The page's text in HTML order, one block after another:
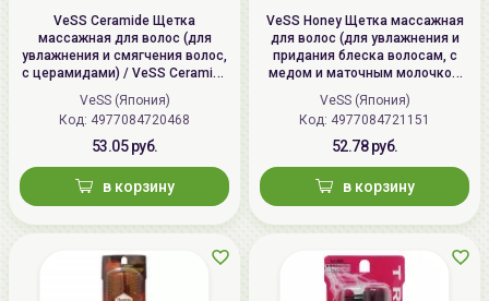
VeSS Ceramide Щетка
массажная для волос (для
увлажнения и смягчения волос,
с церамидами) / VeSS Ceramide
Brush, CRM-500
VeSS (Япония)
Код: 4977084720468
53.05 руб.
в корзину
VeSS Honey Щетка массажная
для волос (для увлажнения и
придания блеска волосам, с
медом и маточным молочком
пчел) / VeSS Honey Brush, H-500
VeSS (Япония)
Код: 4977084721151
52.78 руб.
в корзину